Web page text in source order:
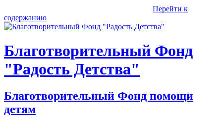
Перейти к
содержанию
Благотворительный Фонд
"Радость Детства"
Благотворительный Фонд помощи
детям